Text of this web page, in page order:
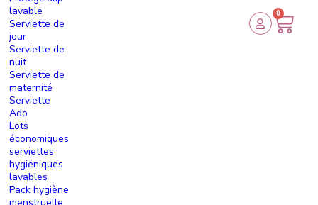
lavable
Serviette de
jour
Serviette de
nuit
Serviette de
maternité
Serviette
Ado
Lots
économiques
serviettes
hygiéniques
lavables
Pack hygiène
0